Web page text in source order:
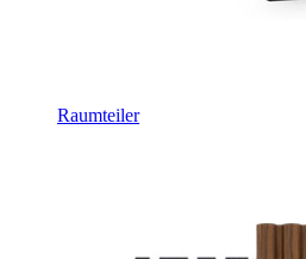
Raumteiler